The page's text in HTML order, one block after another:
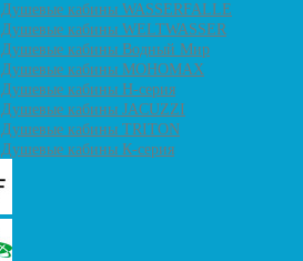
Душевые кабины WASSERFALLE
Душевые кабины WELTWASSER
Душевые кабины Водный Мир
Душевые кабины МОНОМАХ
Душевые кабины H-серия
Душевые кабины JACUZZI
Душевые кабины TRITON
Душевые кабины К-серия